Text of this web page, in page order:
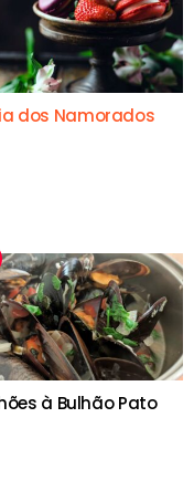
dos Namorados
à Bulhão Pato